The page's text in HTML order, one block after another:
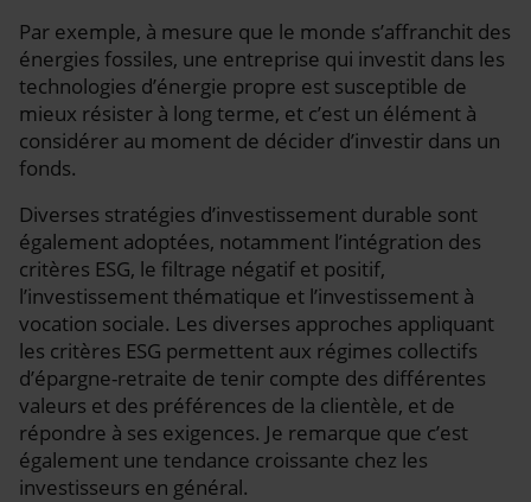
Par exemple, à mesure que le monde s’affranchit des
énergies fossiles, une entreprise qui investit dans les
technologies d’énergie propre est susceptible de
mieux résister à long terme, et c’est un élément à
considérer au moment de décider d’investir dans un
fonds.
Diverses stratégies d’investissement durable sont
également adoptées, notamment l’intégration des
critères ESG, le filtrage négatif et positif,
l’investissement thématique et l’investissement à
vocation sociale. Les diverses approches appliquant
les critères ESG permettent aux régimes collectifs
d’épargne-retraite de tenir compte des différentes
valeurs et des préférences de la clientèle, et de
répondre à ses exigences. Je remarque que c’est
également une tendance croissante chez les
investisseurs en général.